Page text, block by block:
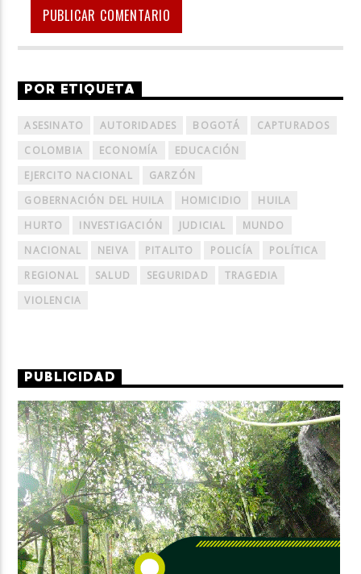
POR ETIQUETA
ASESINATO AUTORIDADES BOGOTÁ
CAPTURADOS
COLOMBIA
ECONOMÍA
EDUCACIÓN
EJERCITO NACIONAL
GARZÓN
GOBERNACIÓN DEL HUILA
HOMICIDIO
HUILA
HURTO
INVESTIGACIÓN JUDICIAL
MUNDO
NACIONAL
NEIVA PITALITO POLICÍA
POLÍTICA
REGIONAL
SALUD SEGURIDAD
TRAGEDIA
VIOLENCIA
PUBLICIDAD